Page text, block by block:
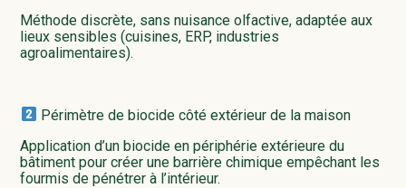
Méthode discrète, sans nuisance olfactive, adaptée aux
lieux sensibles (cuisines, ERP, industries
agroalimentaires).
Périmètre de biocide côté extérieur de la maison
Application d’un biocide en périphérie extérieure du
bâtiment pour créer une barrière chimique empêchant les
fourmis de pénétrer à l’intérieur.